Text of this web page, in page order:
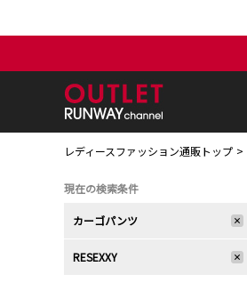
レディースファッション通販トップ
現在の検索条件
カーゴパンツ
RESEXXY